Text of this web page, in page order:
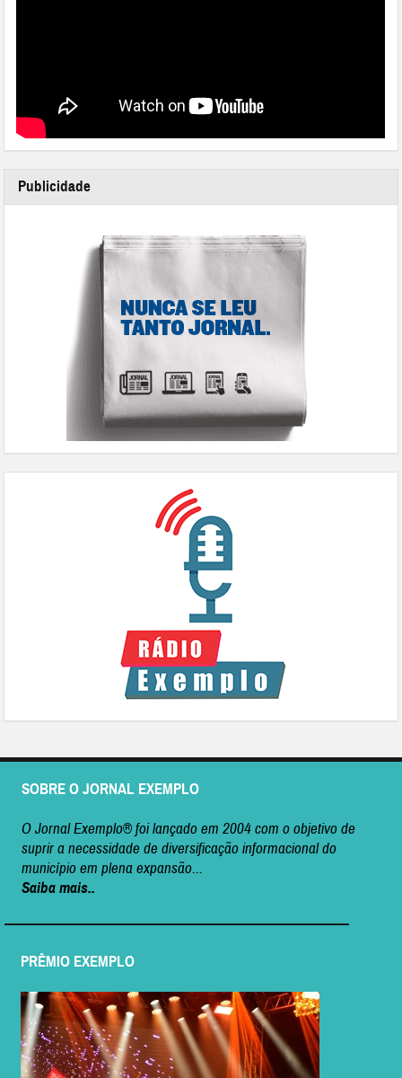
Publicidade
SOBRE O JORNAL EXEMPLO
O Jornal Exemplo® foi lançado em 2004 com o objetivo de
suprir a necessidade de diversificação informacional do
município em plena expansão...
Saiba mais..
PRÊMIO EXEMPLO